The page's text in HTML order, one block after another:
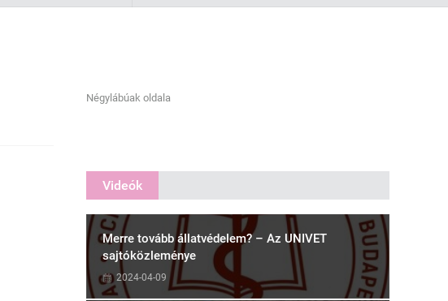
Négylábúak oldala
Videók
Merre tovább állatvédelem? – Az UNIVET
sajtóközleménye
2024-04-09